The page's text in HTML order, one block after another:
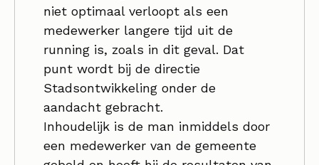
niet optimaal verloopt als een
medewerker langere tijd uit de
running is, zoals in dit geval. Dat
punt wordt bij de directie
Stadsontwikkeling onder de
aandacht gebracht.
Inhoudelijk is de man inmiddels door
een medewerker van de gemeente